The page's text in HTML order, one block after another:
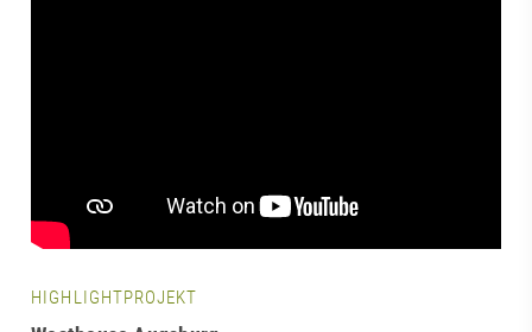
HIGHLIGHTPROJEKT